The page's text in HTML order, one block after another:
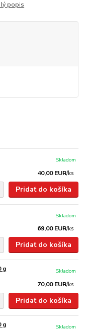
popis
40,00 EUR/ks
Skladom
Pridať do košíka
69,00 EUR/ks
Skladom
Pridať do košíka
g
70,00 EUR/ks
Skladom
Pridať do košíka
g
Skladom